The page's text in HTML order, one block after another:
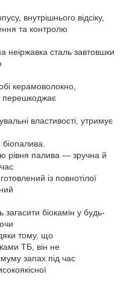
внутрішнього відсіку,
та контролю
неіржавка сталь завтовшки
керамоволокно,
перешкоджає
властивості, утримує
рівня палива — зручна й
із повнотілої
біокамін у будь-
тому, що
ТБ, він не
запах під час